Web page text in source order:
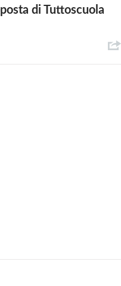
di Tuttoscuola